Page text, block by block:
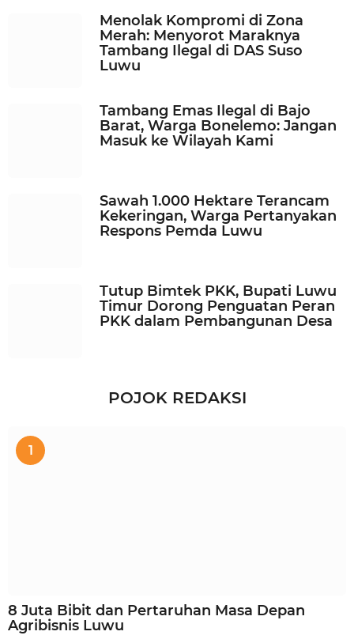
Menolak Kompromi di Zona
Merah: Menyorot Maraknya
Tambang Ilegal di DAS Suso
Luwu
Tambang Emas Ilegal di Bajo
Barat, Warga Bonelemo: Jangan
Masuk ke Wilayah Kami
Sawah 1.000 Hektare Terancam
Kekeringan, Warga Pertanyakan
Respons Pemda Luwu
Tutup Bimtek PKK, Bupati Luwu
Timur Dorong Penguatan Peran
PKK dalam Pembangunan Desa
POJOK REDAKSI
1
8 Juta Bibit dan Pertaruhan Masa Depan
Agribisnis Luwu